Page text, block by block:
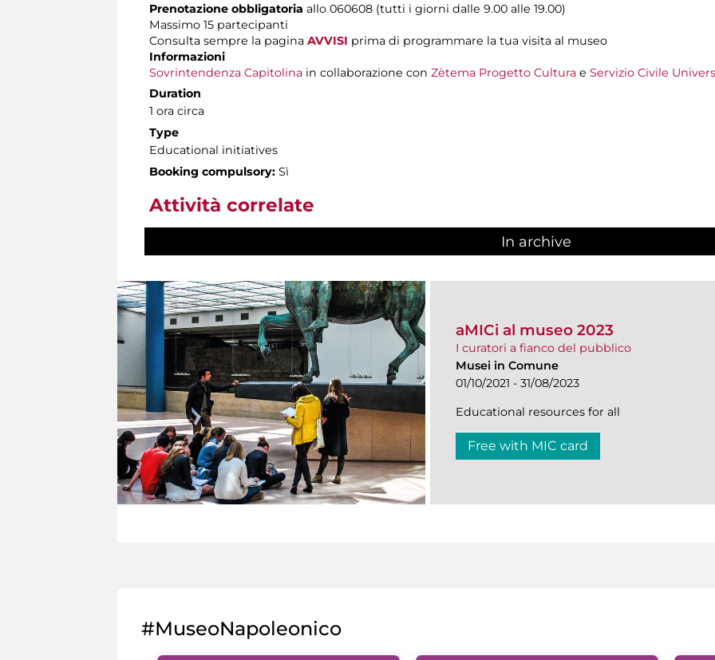
Prenotazione obbligatoria allo 060608 (tutti i giorni dalle 9.00 alle 19.00)
Massimo 15 partecipanti
Consulta sempre la pagina AVVISI prima di programmare la tua visita al museo
Informazioni
Sovrintendenza Capitolina in collaborazione con Zètema Progetto Cultura e Servizio Civile
Duration
1 ora circa
Type
Educational initiatives
Booking compulsory: Sì
Attività correlate
In archive
aMICi al museo 2023
I curatori a fianco del pubblico
Musei in Comune
01/10/2021 - 31/08/2023
Educational resources for all
Free with MIC card
#MuseoNapoleonico